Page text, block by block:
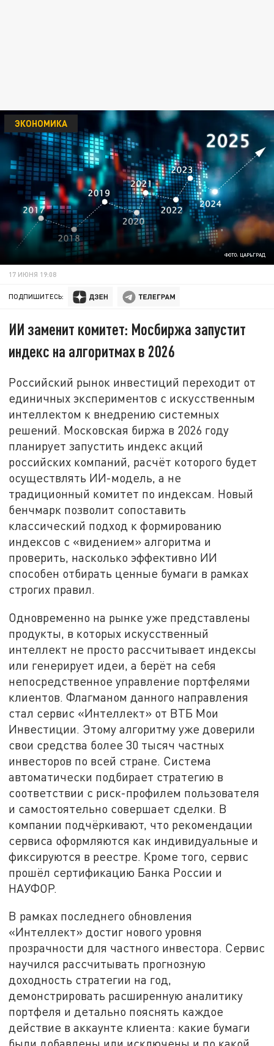
ФОТО: ЦАРЬГРАД
ЭКОНОМИКА
17 ИЮНЯ 19:08
ПОДПИШИТЕСЬ:
ИИ заменит комитет: Мосбиржа запустит
индекс на алгоритмах в 2026
Российский рынок инвестиций переходит от
единичных экспериментов с искусственным
интеллектом к внедрению системных
решений. Московская биржа в 2026 году
планирует запустить индекс акций
российских компаний, расчёт которого будет
осуществлять ИИ-модель, а не
традиционный комитет по индексам. Новый
бенчмарк позволит сопоставить
классический подход к формированию
индексов с «видением» алгоритма и
проверить, насколько эффективно ИИ
способен отбирать ценные бумаги в рамках
строгих правил.
Одновременно на рынке уже представлены
продукты, в которых искусственный
интеллект не просто рассчитывает индексы
или генерирует идеи, а берёт на себя
непосредственное управление портфелями
клиентов. Флагманом данного направления
стал сервис «Интеллект» от ВТБ Мои
Инвестиции. Этому алгоритму уже доверили
свои средства более 30 тысяч частных
инвесторов по всей стране. Система
автоматически подбирает стратегию в
соответствии с риск-профилем пользователя
и самостоятельно совершает сделки. В
компании подчёркивают, что рекомендации
сервиса оформляются как индивидуальные и
фиксируются в реестре. Кроме того, сервис
прошёл сертификацию Банка России и
НАУФОР.
В рамках последнего обновления
«Интеллект» достиг нового уровня
прозрачности для частного инвестора. Сервис
научился рассчитывать прогнозную
доходность стратегии на год,
демонстрировать расширенную аналитику
портфеля и детально пояснять каждое
действие в аккаунте клиента: какие бумаги